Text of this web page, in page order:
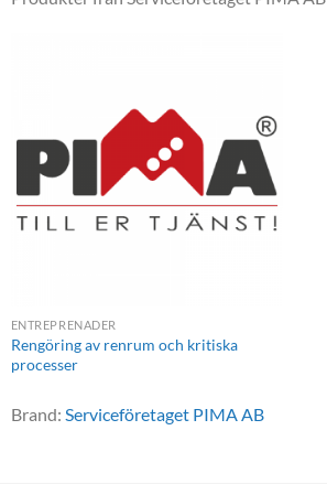
ENTREPRENADER
Rengöring av renrum och kritiska
processer
Brand: Serviceföretaget PIMA AB